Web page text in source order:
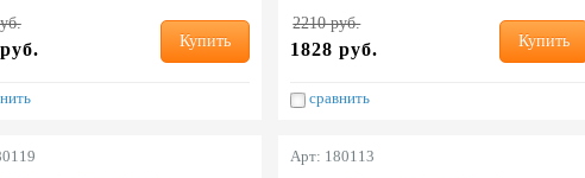
Купить
2210 руб.
1828 руб. Купить
сравнить
Арт: 180113